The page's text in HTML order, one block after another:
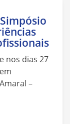
nos dias 27
–